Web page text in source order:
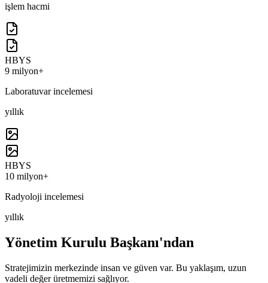
işlem hacmi
HBYS
9 milyon+
Laboratuvar incelemesi
yıllık
HBYS
10 milyon+
Radyoloji incelemesi
yıllık
Yönetim Kurulu Başkanı'ndan
Stratejimizin merkezinde insan ve güven var. Bu yaklaşım, uzun
vadeli değer üretmemizi sağlıyor.